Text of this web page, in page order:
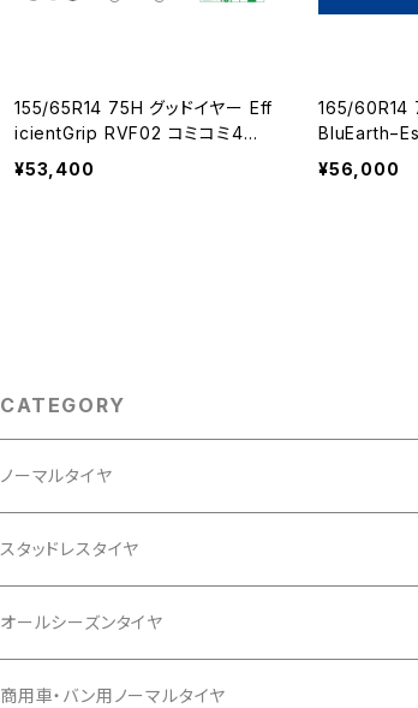
155/65R14 75H グッドイヤー Eff
icientGrip RVF02 コミコミ4本
セット
¥53,400
165/60R14 75T ヨコハ
セット
¥56,000
CATEGORY
ノーマルタイヤ
12インチ
145/80R12
13インチ
145/80R13
14インチ
スタッドレスタイヤ
12インチ
145/80R12
13インチ
オールシーズンタイヤ
13インチ
商用車・バン用ノーマルタイヤ